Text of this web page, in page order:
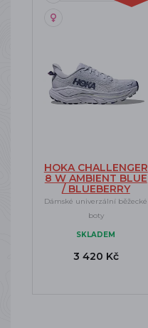
HOKA CHALLENGER
8 W AMBIENT BLUE
/ BLUEBERRY
Dámské univerzální běžecké
boty
SKLADEM
3 420 Kč